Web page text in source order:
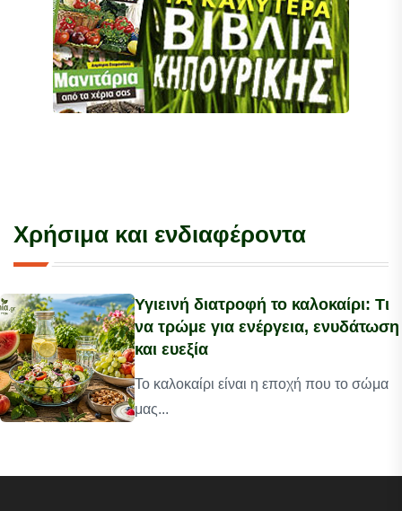
Χρήσιμα και ενδιαφέροντα
Υγιεινή διατροφή το καλοκαίρι: Τι
να τρώμε για ενέργεια, ενυδάτωση
και ευεξία
Το καλοκαίρι είναι η εποχή που το σώμα
μας...